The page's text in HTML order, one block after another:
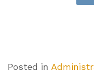
Posted in